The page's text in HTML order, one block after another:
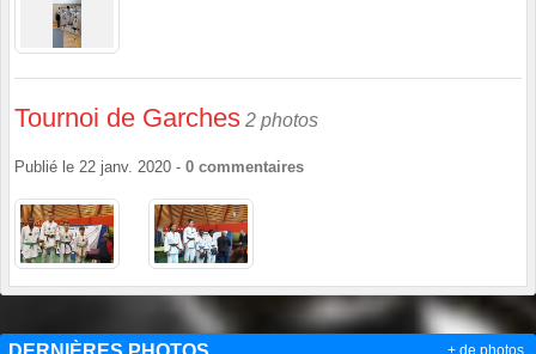
Tournoi de Garches 2 photos
Publié le 22 janv. 2020 - 0 commentaires
+ de photos